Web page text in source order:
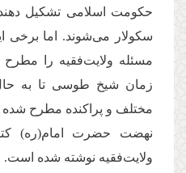
حکومت اسلامی تشکیل
سکولار می‌شوند. اما برخی
مسئله ولایت‌فقیه را مطرح
زمان شیخ طوسی تا به
مختلف و پراکنده مطرح
نهضت حضرت امام(ره)
ولایت‌فقیه نوشته شده است.